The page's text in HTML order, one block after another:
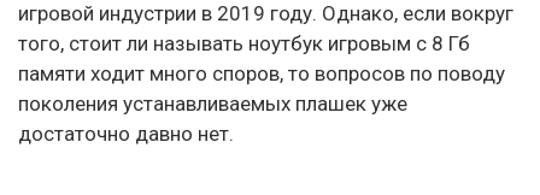
игровой индустрии в 2019 году. Однако, если вокруг
того, стоит ли называть ноутбук игровым с 8 Гб
памяти ходит много споров, то вопросов по поводу
поколения устанавливаемых плашек уже
достаточно давно нет.